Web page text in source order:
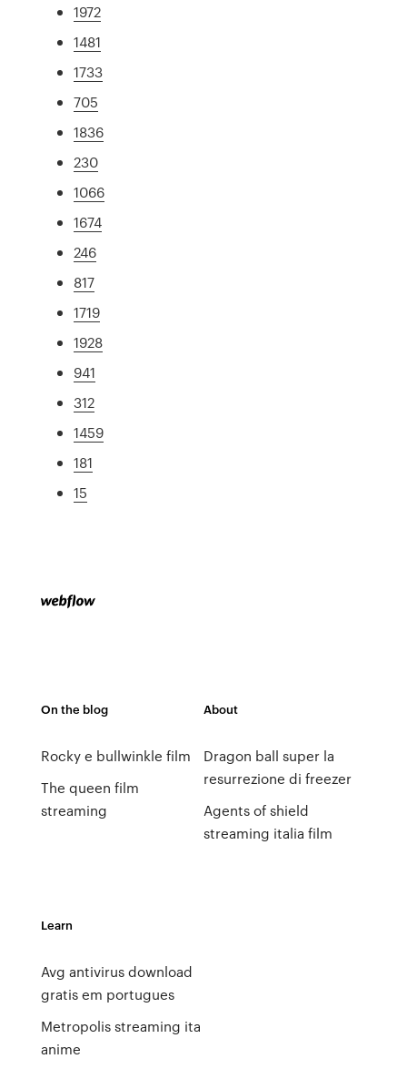
1972
1481
1733
705
1836
230
1066
1674
246
817
1719
1928
941
312
1459
181
15
On the blog
Rocky e bullwinkle film
The queen film
streaming
About
Dragon ball super la
resurrezione di freezer
Agents of shield
streaming italia film
Learn
Avg antivirus download
gratis em portugues
Metropolis streaming ita
anime